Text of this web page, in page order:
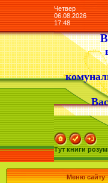
Четвер
06.08.2026
17:48
Тут книги
Меню сайту